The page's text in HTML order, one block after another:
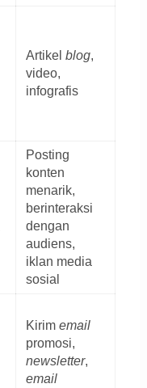
Artikel blog,
video,
infografis
Posting
konten
menarik,
berinteraksi
dengan
audiens,
iklan media
sosial
Kirim email
promosi,
newsletter,
email